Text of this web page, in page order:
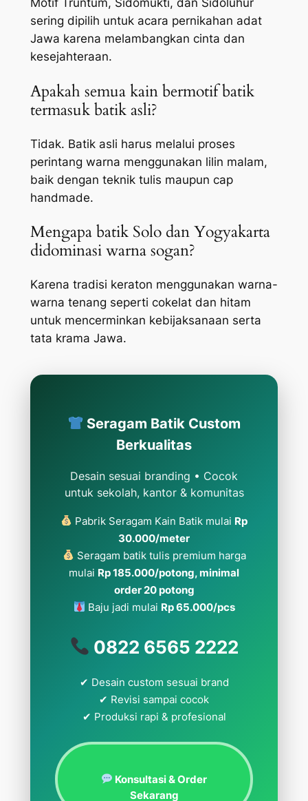
Motif Truntum, Sidomukti, dan Sidoluhur
sering dipilih untuk acara pernikahan adat
Jawa karena melambangkan cinta dan
kesejahteraan.
Apakah semua kain bermotif batik
termasuk batik asli?
Tidak. Batik asli harus melalui proses
perintang warna menggunakan lilin malam,
baik dengan teknik tulis maupun cap
handmade.
Mengapa batik Solo dan Yogyakarta
didominasi warna sogan?
Karena tradisi keraton menggunakan warna-
warna tenang seperti cokelat dan hitam
untuk mencerminkan kebijaksanaan serta
tata krama Jawa.
Seragam Batik Custom
Berkualitas
Desain sesuai branding • Cocok
untuk sekolah, kantor & komunitas
Pabrik Seragam Kain Batik mulai Rp
30.000/meter
Seragam batik tulis premium harga
mulai Rp 185.000/potong, minimal
order 20 potong
Baju jadi mulai Rp 65.000/pcs
0822 6565 2222
✔ Desain custom sesuai brand
✔ Revisi sampai cocok
✔ Produksi rapi & profesional
Konsultasi & Order
Sekarang